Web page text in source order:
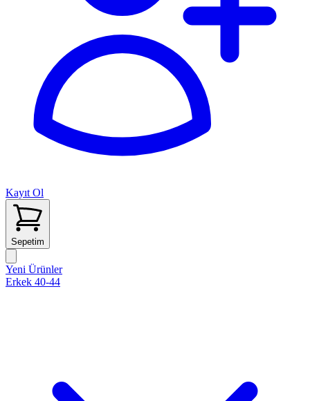
Kayıt Ol
Sepetim
Yeni Ürünler
Erkek 40-44